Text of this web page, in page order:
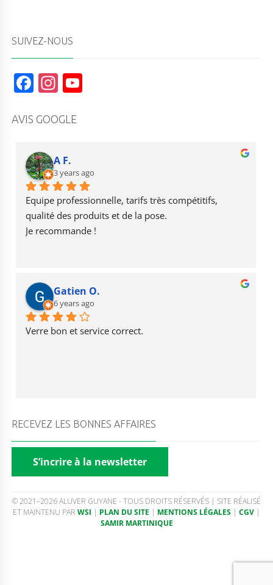
SUIVEZ-NOUS
F
c
b
o
o
k
In
a
r
a
m
b
e
AVIS GOOGLE
A F.
3 years ago
Equipe professionnelle, tarifs très compétitifs,
qualité des produits et de la pose.
Je recommande !
Gatien O.
6 years ago
Verre bon et service correct.
RECEVEZ LES BONNES AFFAIRES
S’incrire à la newsletter
© 2021–2026 ALUVER GUYANE - TOUS DROITS RÉSERVÉS | SITE RÉALISÉ
ET MAINTENU PAR WSI | PLAN DU SITE | MENTIONS LÉGALES | CGV |
SAMIR MARTINIQUE